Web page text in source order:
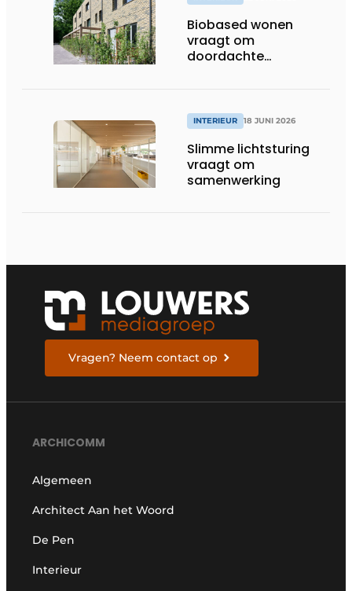
Biobased wonen
vraagt om
doordachte
INTERIEUR 18 JUNI 2026
Slimme lichtsturing
vraagt om
samenwerking
Vragen? Neem contact op
ARCHICOMM
Algemeen
Architect Aan het Woord
De Pen
Interieur